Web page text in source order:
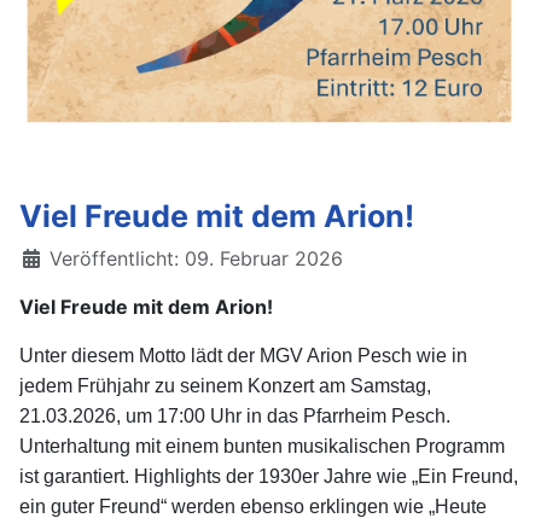
Viel Freude mit dem Arion!
Details
Veröffentlicht: 09. Februar 2026
Viel Freude mit dem Arion!
Unter diesem Motto lädt der MGV Arion Pesch wie in
jedem Frühjahr zu seinem Konzert am Samstag,
21.03.2026, um 17:00 Uhr in das Pfarrheim Pesch.
Unterhaltung mit einem bunten musikalischen Programm
ist garantiert. Highlights der 1930er Jahre wie „Ein Freund,
ein guter Freund“ werden ebenso erklingen wie „Heute